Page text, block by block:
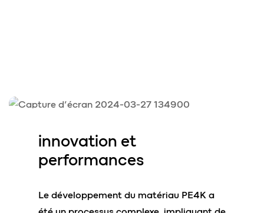
innovation et
performances
Le développement du matériau PE4K a